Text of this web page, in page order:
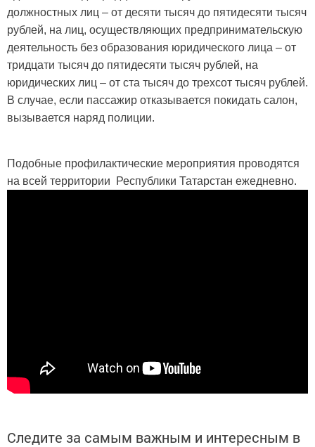
должностных лиц – от десяти тысяч до пятидесяти тысяч
рублей, на лиц, осуществляющих предпринимательскую
деятельность без образования юридического лица – от
тридцати тысяч до пятидесяти тысяч рублей, на
юридических лиц – от ста тысяч до трехсот тысяч рублей.
В случае, если пассажир отказывается покидать салон,
вызывается наряд полиции.
Подобные профилактические мероприятия проводятся
на всей территории Республики Татарстан ежедневно.
Следите за самым важным и интересным в